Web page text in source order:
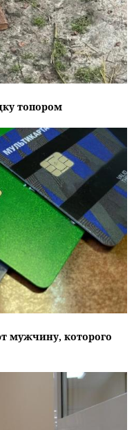
топором
мужчину, которого